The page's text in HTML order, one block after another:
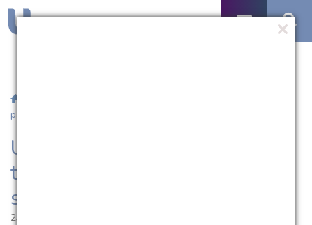
participação social no Projeto Redes Vivas
UCPel recebe oficina sobre
tecnopolítica e participação
social no Projeto Redes Vivas
23.04.2026 | 17:27